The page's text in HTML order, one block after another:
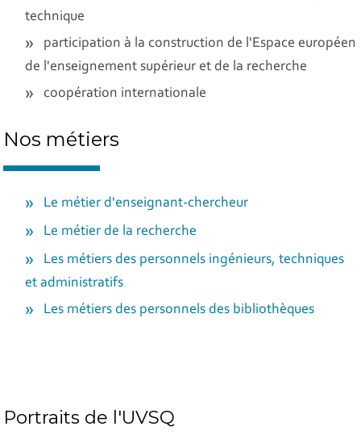
technique
participation à la construction de l'Espace européen
de l'enseignement supérieur et de la recherche
coopération internationale
Nos métiers
Le métier d'enseignant-chercheur
Le métier de la recherche
Les métiers des personnels ingénieurs, techniques
et administratifs
Les métiers des personnels des bibliothèques
Portraits de l'UVSQ